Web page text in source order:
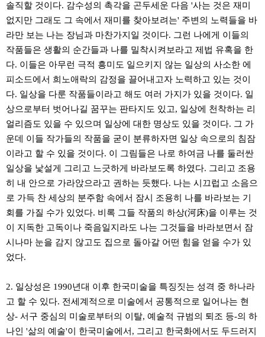
솔직할 것이다. 감수성의 촉각을 곤두세운 다음 '사는 것은 재미
없지만 그래도 그 속에서 재미를 찾아보려는' 주변의 노력들을 바
라만 보는 나는 장님과 마찬가지일 것이다. 그런 나에게 이들의
작품들은 생활의 순간들과 나를 밀착시켜보라고 제법 유혹을 한
다. 이들은 아무런 극적 흥미도 일으키지 않는 일상의 사소한 에
피소드에서 희노애락의 감정을 끌어내고자 노력하고 있는 것이
다. 일상을 다룬 작품들이라고 해도 여러 가지가 있을 것이다. 일
상으로부터 벗어나길 꿈꾸는 판타지도 있고, 일상에 천착하는 리
얼리즘도 있을 수 있으며 일상에 대한 명상도 있을 것이다. 그 가
운데 이들 작가들의 작품을 굳이 분류하자면 일상 속으로의 침잠
이라고 할 수 있을 것이다. 이 그림들은 나로 하여금 나를 둘러싼
일상을 낯설게 그리고 느긋하게 바라보도록 하였다. 그리고 조용
히 내 안으로 가라앉으라고 권하는 듯했다. 나는 시끄럽고 소음으
로 가득 찬 세상의 분주함 속에서 잠시 조용히 나를 바라보는 기
회를 가질 수가 있었다. 비록 그들 작품의 하상(河床)을 이루는 것
이 지독한 고독이나 죽음일지라도 나는 그것들을 바라보면서 잠
시나마 눈을 감지 않고도 집으로 돌아갈 어떤 힘을 얻을 수가 있
었다.
2. 일상성은 1990년대 이후 한국미술을 특징짓는 성격 중 하나라
고 할 수 있다. 전세계적으로 미술에서 공통적으로 일어나는 현
상- 서구 중심의 미술로부터의 이탈, 예술적 규범의 퇴조 등-의 하
나인 '삶의 예술'이 한국미술에서, 그리고 한국화에서도 두드러지